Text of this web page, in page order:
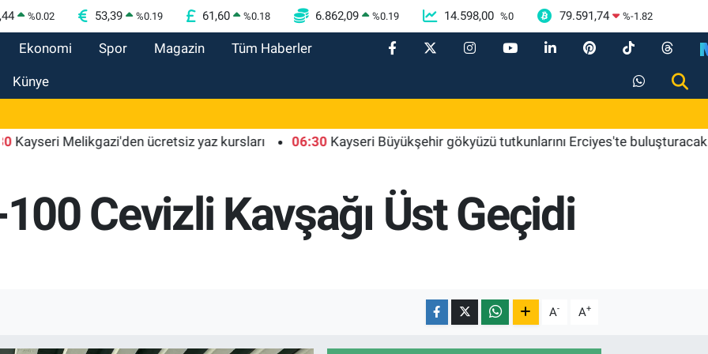
%0.02 53,39 %0.19 61,60 %0.18 6.862,09 %0.19 14.598,00 %0 79.591,74 %-1.82
Ekonomi Spor Magazin Tüm Haberler
Künye
Melikgazi'den ücretsiz yaz kursları 06:30 Kayseri Büyükşehir gökyüzü tutkunlarını Erciyes'te buluşturacak
Cevizli Kavşağı Üst Geçidi
A- A+